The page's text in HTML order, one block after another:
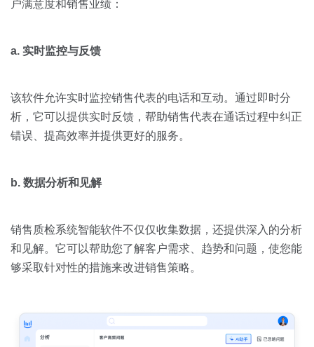
户满意度和销售业绩：
a. 实时监控与反馈
该软件允许实时监控销售代表的电话和互动。通过即时分
析，它可以提供实时反馈，帮助销售代表在通话过程中纠正
错误、提高效率并提供更好的服务。
b. 数据分析和见解
销售质检系统智能软件不仅仅收集数据，还提供深入的分析
和见解。它可以帮助您了解客户需求、趋势和问题，使您能
够采取针对性的措施来改进销售策略。